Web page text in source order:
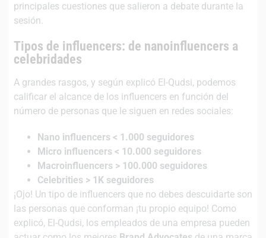
principales cuestiones que salieron a debate durante la
sesión.
Tipos de influencers: de nanoinfluencers a
celebridades
A grandes rasgos, y según explicó El-Qudsi, podemos
calificar el alcance de los influencers en función del
número de personas que le siguen en redes sociales:
Nano influencers < 1.000 seguidores
Micro influencers < 10.000 seguidores
Macroinfluencers > 100.000 seguidores
Celebrities > 1K seguidores
¡Ojo! Un tipo de influencers que no debes descuidarte son
las personas que conforman ¡tu propio equipo! Como
explicó, El-Qudsi, los empleados de una empresa pueden